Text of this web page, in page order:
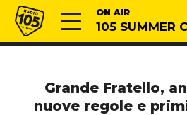
Vai al contenuto
Radio 105 ON AIR
105 SUMMER
Grande Fratello,
nuove regole e